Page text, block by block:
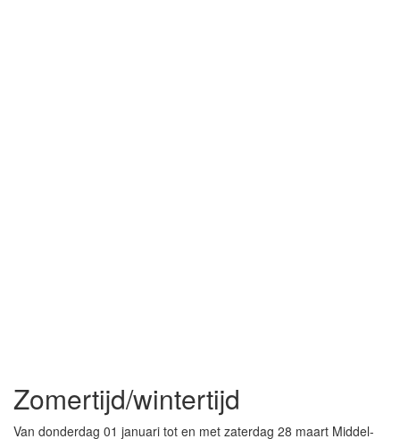
Zomertijd/wintertijd
Van donderdag 01 januari tot en met zaterdag 28 maart Middel-